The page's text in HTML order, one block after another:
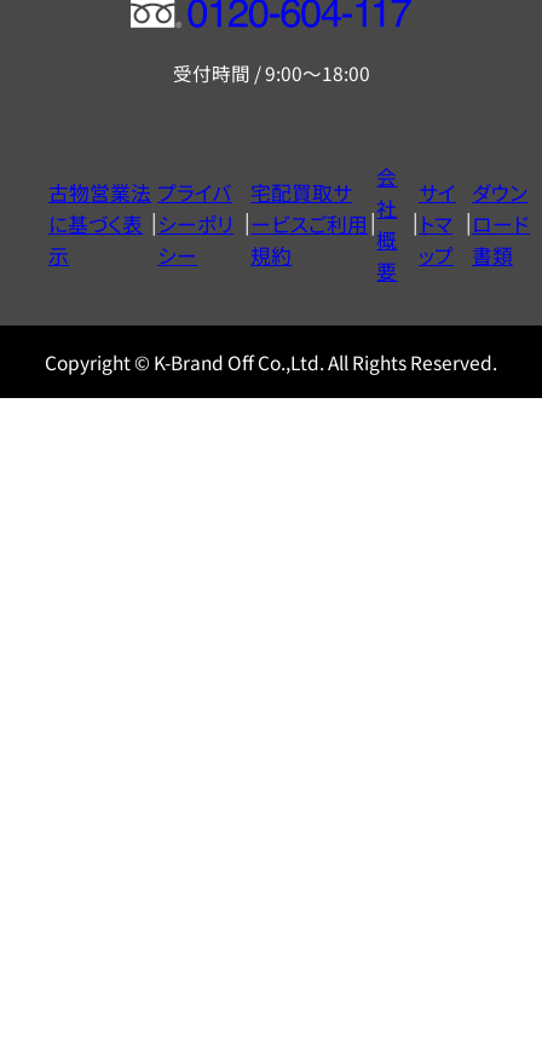
フ
ー
ヤ
ル
0120604117
受付時間 / 9:00～18:00
古物営業法
に基づく表
示
プライバ
シーポリ
シー
宅配買取サ
ービスご利用
規約
会
社
概
要
サイ
トマ
ップ
ダウン
ロード
書類
Copyright © K-Brand Off Co.,Ltd. All Rights Reserved.